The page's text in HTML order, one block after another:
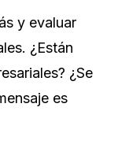
y evaluar
¿Están
¿Se
es